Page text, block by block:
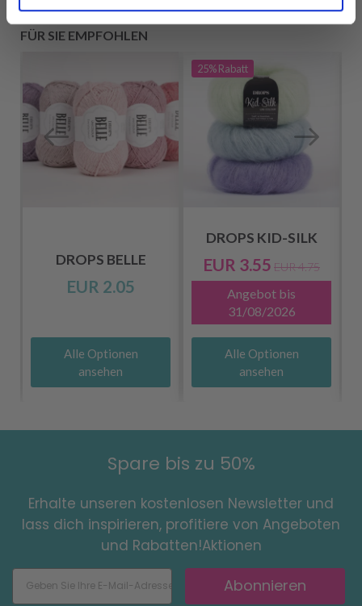
FÜR SIE EMPFOHLEN
DROPS BELLE
EUR 2.05
Alle Optionen
ansehen
25%Rabatt
DROPS KID-SILK
EUR 3.55 EUR 4.75
Angebot bis
31/08/2026
Alle Optionen
ansehen
Spare bis zu 50%
Erhalte unseren kostenlosen Newsletter und
lass dich inspirieren, profitiere von Angeboten
und Rabatten!Aktionen
Abonnieren